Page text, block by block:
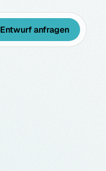
Entwurf anfragen